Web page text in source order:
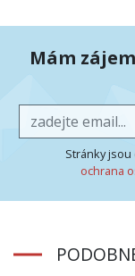
Mám
Stránky jsou
ochrana